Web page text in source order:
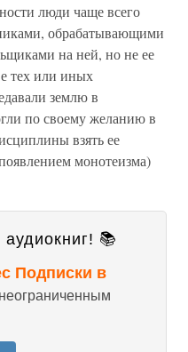
люди чаще всего
обрабатывающими
на ней, но не ее
тех или иных
землю в
по своему желанию в
взять ее
монотеизма)
📚
Подписки в